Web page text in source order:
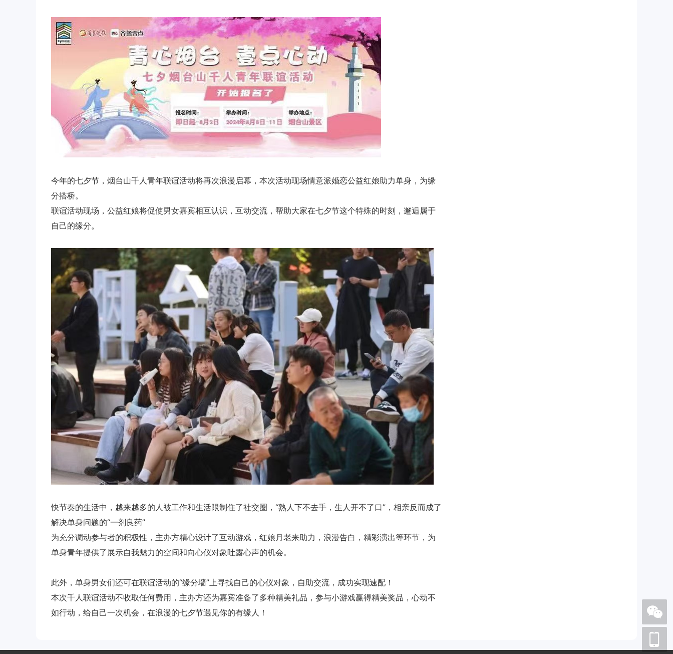
今年的七夕节，烟台山千人青年联谊活动将再次浪漫启幕，本次活动现场情意派婚恋公益红娘助力单身，为缘
分搭桥。
联谊活动现场，公益红娘将促使男女嘉宾相互认识，互动交流，帮助大家在七夕节这个特殊的时刻，邂逅属于
自己的缘分。
快节奏的生活中，越来越多的人被工作和生活限制住了社交圈，“熟人下不去手，生人开不了口”，相亲反而成了
解决单身问题的“一剂良药”
为充分调动参与者的积极性，主办方精心设计了互动游戏，红娘月老来助力，浪漫告白，精彩演出等环节，为
单身青年提供了展示自我魅力的空间和向心仪对象吐露心声的机会。
此外，单身男女们还可在联谊活动的“缘分墙”上寻找自己的心仪对象，自助交流，成功实现速配！
本次千人联谊活动不收取任何费用，主办方还为嘉宾准备了多种精美礼品，参与小游戏赢得精美奖品，心动不
如行动，给自己一次机会，在浪漫的七夕节遇见你的有缘人！